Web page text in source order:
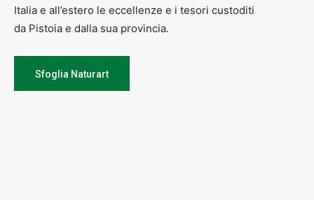
Italia e all’estero le eccellenze e i tesori custoditi
da Pistoia e dalla sua provincia.
Sfoglia Naturart